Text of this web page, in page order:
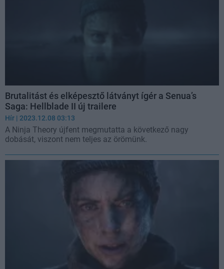
Brutalitást és elképesztő látványt ígér a Senua’s
Saga: Hellblade II új trailere
Hír | 2023.12.08 03:13
A Ninja Theory újfent megmutatta a következő nagy
dobását, viszont nem teljes az örömünk.